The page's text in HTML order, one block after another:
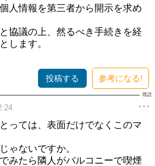
人情報を第三者から開示を求め
協議の上、然るべき手続きを経
します。
投稿する 参考になる!
っては、表面だけでなくこのマ
ゃないですか。
みたら隣人がバルコニーで喫煙